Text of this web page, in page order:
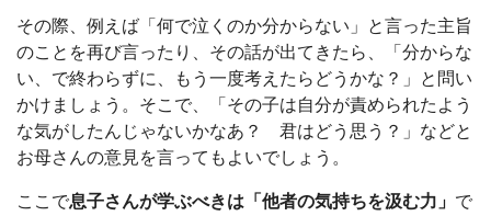
その際、例えば「何で泣くのか分からない」と言った主旨
のことを再び言ったり、その話が出てきたら、「分からな
い、で終わらずに、もう一度考えたらどうかな？」と問い
かけましょう。そこで、「その子は自分が責められたよう
な気がしたんじゃないかなあ？ 君はどう思う？」などと
お母さんの意見を言ってもよいでしょう。
ここで息子さんが学ぶべきは「他者の気持ちを汲む力」 で